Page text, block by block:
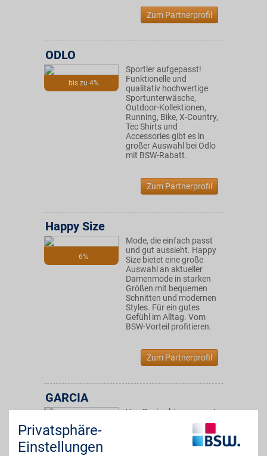
Zum Partnerprofil
bis zu 4%
ODLO
Sportler aufgepasst!
Funktionelle und
qualitativ hochwertige
Sportunterwäsche,
Outdoor-Kollektionen,
Running, Bike, X-Country,
Tec Shirts und
Accessories gibt es in
großer Auswahl bei Odlo
mit BSW-Rabatt.
Zum Partnerprofil
6%
Happy Size
Mode, die einfach passt
und gut aussieht. Happy
Size bietet eine große
Auswahl an aktueller
Damenmode in starken
Größen mit bequemen
Schnitten und modernen
Styles. Für ein gutes
Gefühl im Alltag. Vom
BSW-Vorteil profitieren.
Zum Partnerprofil
5%
GARCIA
Von Basics bis angesagte
Designermode. Bei Garcia
finden Sie aktuelle Trends.
Modisch durch die Saison
Privatsphäre-
Einstellungen